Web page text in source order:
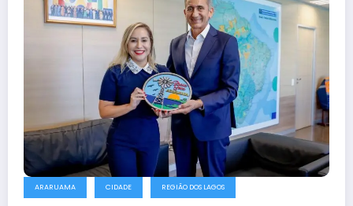
ARARUAMA CIDADE REGIÃO DOS LAGOS